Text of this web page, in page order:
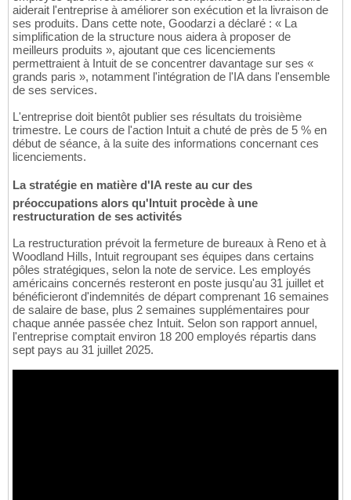
aiderait l'entreprise à améliorer son exécution et la livraison de
ses produits. Dans cette note, Goodarzi a déclaré : « La
simplification de la structure nous aidera à proposer de
meilleurs produits », ajoutant que ces licenciements
permettraient à Intuit de se concentrer davantage sur ses «
grands paris », notamment l'intégration de l'IA dans l'ensemble
de ses services.
L'entreprise doit bientôt publier ses résultats du troisième
trimestre. Le cours de l'action Intuit a chuté de près de 5 % en
début de séance, à la suite des informations concernant ces
licenciements.
La stratégie en matière d'IA reste au cur des
préoccupations alors qu'Intuit procède à une
restructuration de ses activités
La restructuration prévoit la fermeture de bureaux à Reno et à
Woodland Hills, Intuit regroupant ses équipes dans certains
pôles stratégiques, selon la note de service. Les employés
américains concernés resteront en poste jusqu'au 31 juillet et
bénéficieront d'indemnités de départ comprenant 16 semaines
de salaire de base, plus 2 semaines supplémentaires pour
chaque année passée chez Intuit. Selon son rapport annuel,
l'entreprise comptait environ 18 200 employés répartis dans
sept pays au 31 juillet 2025.